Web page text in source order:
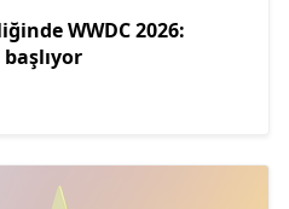
WWDC 2026: